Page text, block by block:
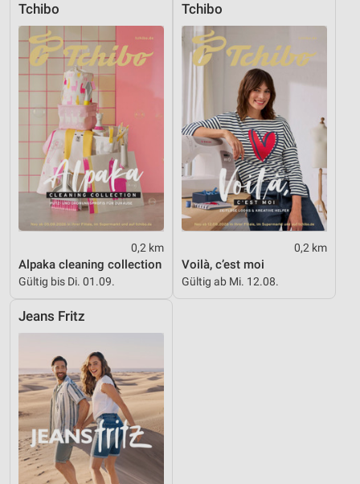
Tchibo
0,2 km
Alpaka cleaning collection
Gültig bis Di. 01.09.
Tchibo
0,2 km
Voilà, c’est moi
Gültig ab Mi. 12.08.
Jeans Fritz